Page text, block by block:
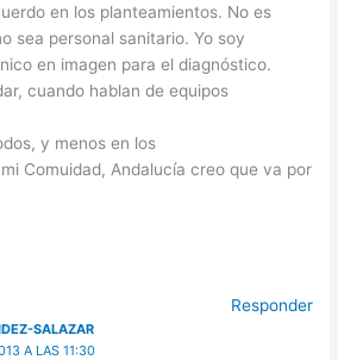
en los planteamientos. No es
sea personal sanitario. Yo soy
en imagen para el diagnóstico.
cuando hablan de equipos
y menos en los
Comuidad, Andalucía creo que va por
Responder
SALAZAR
A LAS 11:30